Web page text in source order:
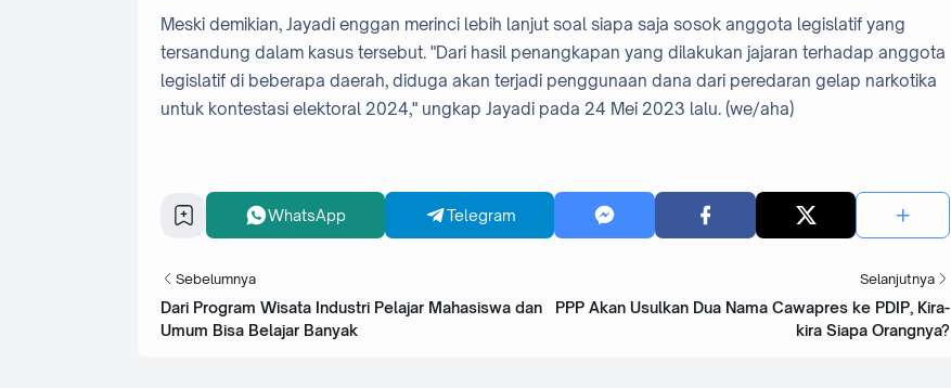
Meski demikian, Jayadi enggan merinci lebih lanjut soal siapa saja sosok anggota legislatif yang
tersandung dalam kasus tersebut. "Dari hasil penangkapan yang dilakukan jajaran terhadap anggota
legislatif di beberapa daerah, diduga akan terjadi penggunaan dana dari peredaran gelap narkotika
untuk kontestasi elektoral 2024," ungkap Jayadi pada 24 Mei 2023 lalu. (we/aha)
WhatsApp Telegram
Sebelumnya
Dari Program Wisata Industri Pelajar Mahasiswa dan
Umum Bisa Belajar Banyak
Selanjutnya
PPP Akan Usulkan Dua Nama Cawapres ke PDIP, Kira-
kira Siapa Orangnya?